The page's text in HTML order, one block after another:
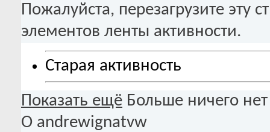
Пожалуйста, перезагрузите эту
элементов ленты активности.
Старая активность
Показать ещё Больше ничего нет
О andrewignatvw